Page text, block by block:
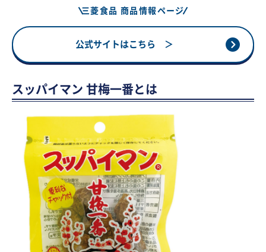
三菱食品 商品情報ページ
公式サイトはこちら ＞
スッパイマン 甘梅一番とは